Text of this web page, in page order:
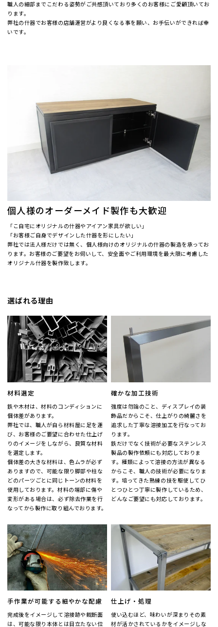
職人の細部までこだわる姿勢がご共感頂いており多くのお客様にご愛顧頂いてお
ります。
弊社の什器でお客様の店舗運営がより良くなる事を願い、お手伝いができれば幸
いです。
個人様のオーダーメイド製作も大歓迎
「こ自宅にオリジナルの什器やアイアン家具が欲しい」
「お客様ご自身でデザインした什器を形にしたい」
弊社では法人様だけでは無く、個人様向けのオリジナルの什器の製造を承ってお
ります。お客様のご要望をお伺いして、安全面やご利用環境を最大限に考慮した
オリジナル什器を製作致します。
選ばれる理由
材料選定
鉄や木材は、材料のコンディションに
個体差があります。
弊社では、職人が自ら材料屋に足を運
び、お客様のご要望に合わせた仕上げ
りのイメージをしながら、良質な材料
を選定します。
個体差の大きな材料は、色ムラが必ず
ありますので、可能な限り脚部や柱な
どのパーツごとに同じトーンの材料を
使用しております。材料の端部に傷や
変形がある場合は、必ず除去作業を行
なってから製作に取り組んでおります。
確かな加工技術
強度は勿論のこと、ディスプレイの装
飾品だからこそ、仕上がりの綺麗さを
追求した丁寧な溶接加工を行なってお
ります。
鉄だけでなく技術が必要なステンレス
製品の製作依頼にも対応しておりま
す。種類によって溶接の方法が異なる
からこそ、職人の技術が必要になりま
す。培ってきた熟練の技を駆使してひ
とつひとつ丁寧に製作しているため、
どんなご要望にも対応しております。
手作業が可能する細やかな配慮
完成後をイメージして溶接跡や裁断面
は、可能な限り本体とは目立たない位
仕上げ・処理
使い込むほど、味わいが深まりその素
材が活かされているかをイメージしな